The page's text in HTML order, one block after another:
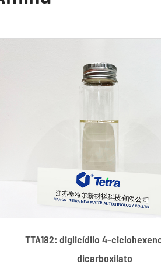
TTA182: diglicídilo 4-
dicarboxilato